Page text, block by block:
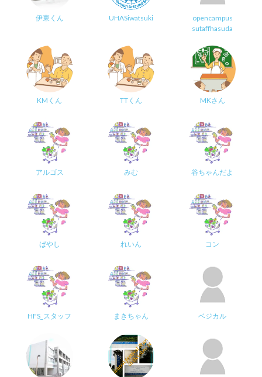
伊東くん UHASiwatsuki
opencampus
sutaffhasuda
KMくん TTくん MKさん
アルゴス みむ 谷ちゃんだよ
ばやし れいん コン
HFS_スタッフ まきちゃん ベジカル